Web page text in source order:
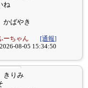
ね
ばやき
ーちゃん
[通報]
08-05 15:34:50
りみ